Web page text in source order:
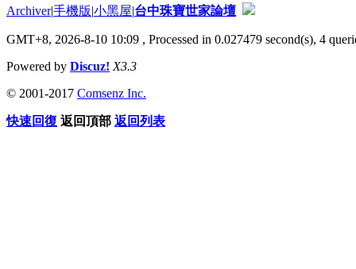
Archiver|手機版|小黑屋|台中珠寶世家論壇
GMT+8, 2026-8-10 10:09 , Processed in 0.027479 second(s), 4
Powered by Discuz! X3.3
© 2001-2017 Comsenz Inc.
快速回復 返回頂部 返回列表